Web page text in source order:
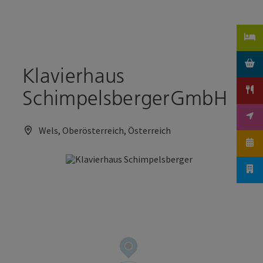
Klavierhaus
SchimpelsbergerGmbH
Wels, Oberösterreich, Österreich